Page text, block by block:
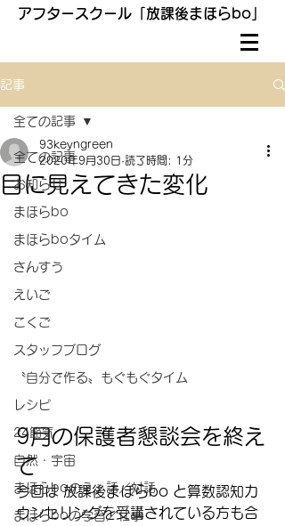
アフタースクール「放課後まほらbo」
記事
全ての記事
お知らせ
まほらbo
まほらboタイム
さんすう
えいご
こくご
スタッフブログ
〝自分で作る〟もぐもぐタイム
レシピ
24節気
自然・宇宙
まほらboのえぇ話／対話
まほらboの学習／仕事
全ての記事
目に見えてきた変化
93keyngreen
2020年9月30日 読了時間: 1分
9月の保護者懇談会を終え
て
今回は 放課後まほらbo と算数認知カ
ウンセリングを受講されている方も合